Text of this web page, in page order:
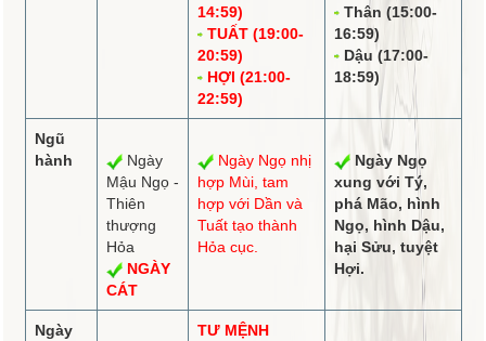
14:59)
TUẤT (19:00-
20:59)
HỢI (21:00-
22:59)
Thân (15:00-
16:59)
Dậu (17:00-
18:59)
Ngũ
hành
Ngày
Mậu Ngọ -
Thiên
thượng
Hỏa
NGÀY
CÁT
Ngày Ngọ nhị
hợpMùi, tam
hợpvới Dần và
Tuất tạo thành
Hỏa cục.
Ngày Ngọ
xung với Tý,
pháMão, hình
Ngọ, hình Dậu,
hại Sửu, tuyệt
Hợi.
Ngày
TƯ MỆNH